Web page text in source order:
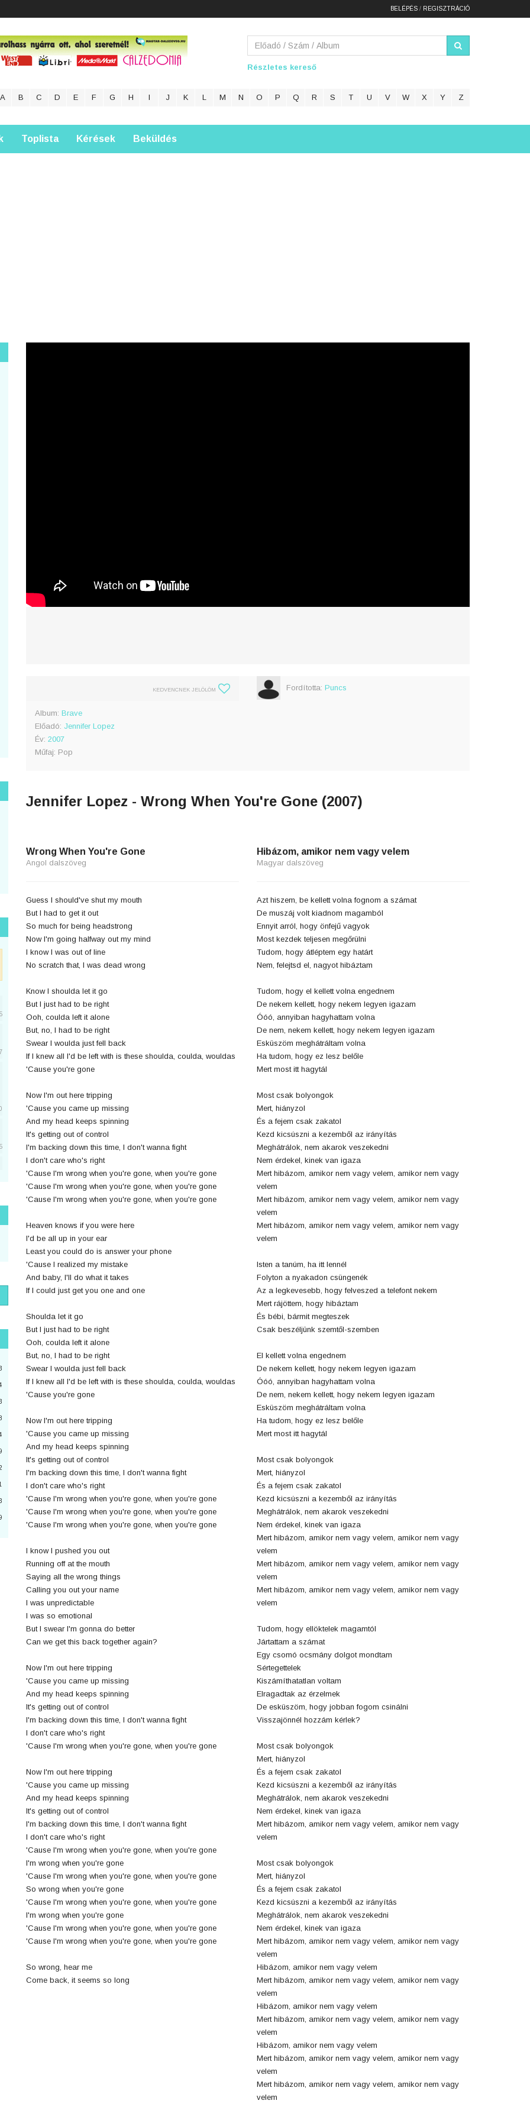
BELÉPÉS / REGISZTRÁCIÓ
Részletes kereső
A B C D E F G H I J K L M N O P Q R S T U V W X Y Z
Toplista Kérések Beküldés
KEDVENCNEK JELÖLÖM
Album: Brave
Előadó: Jennifer Lopez
Év: 2007
Műfaj: Pop
Fordította: Puncs
Jennifer Lopez - Wrong When You're Gone (2007)
Wrong When You're Gone
Angol dalszöveg
Guess I should've shut my mouth
But I had to get it out
So much for being headstrong
Now I'm going halfway out my mind
I know I was out of line
No scratch that, I was dead wrong
Know I shoulda let it go
But I just had to be right
Ooh, coulda left it alone
But, no, I had to be right
Swear I woulda just fell back
If I knew all I'd be left with is these shoulda, coulda, wouldas
'Cause you're gone
Now I'm out here tripping
'Cause you came up missing
And my head keeps spinning
It's getting out of control
I'm backing down this time, I don't wanna fight
I don't care who's right
'Cause I'm wrong when you're gone, when you're gone
'Cause I'm wrong when you're gone, when you're gone
'Cause I'm wrong when you're gone, when you're gone
Heaven knows if you were here
I'd be all up in your ear
Least you could do is answer your phone
'Cause I realized my mistake
And baby, I'll do what it takes
If I could just get you one and one
Shoulda let it go
But I just had to be right
Ooh, coulda left it alone
But, no, I had to be right
Swear I woulda just fell back
If I knew all I'd be left with is these shoulda, coulda, wouldas
'Cause you're gone
Now I'm out here tripping
'Cause you came up missing
And my head keeps spinning
It's getting out of control
I'm backing down this time, I don't wanna fight
I don't care who's right
'Cause I'm wrong when you're gone, when you're gone
'Cause I'm wrong when you're gone, when you're gone
'Cause I'm wrong when you're gone, when you're gone
I know I pushed you out
Running off at the mouth
Saying all the wrong things
Calling you out your name
I was unpredictable
I was so emotional
But I swear I'm gonna do better
Can we get this back together again?
Now I'm out here tripping
'Cause you came up missing
And my head keeps spinning
It's getting out of control
I'm backing down this time, I don't wanna fight
I don't care who's right
'Cause I'm wrong when you're gone, when you're gone
Now I'm out here tripping
'Cause you came up missing
And my head keeps spinning
It's getting out of control
I'm backing down this time, I don't wanna fight
I don't care who's right
'Cause I'm wrong when you're gone, when you're gone
I'm wrong when you're gone
'Cause I'm wrong when you're gone, when you're gone
So wrong when you're gone
'Cause I'm wrong when you're gone, when you're gone
I'm wrong when you're gone
'Cause I'm wrong when you're gone, when you're gone
'Cause I'm wrong when you're gone, when you're gone
So wrong, hear me
Come back, it seems so long
Hibázom, amikor nem vagy velem
Magyar dalszöveg
Azt hiszem, be kellett volna fognom a számat
De muszáj volt kiadnom magamból
Ennyit arról, hogy önfejű vagyok
Most kezdek teljesen megőrülni
Tudom, hogy átléptem egy határt
Nem, felejtsd el, nagyot hibáztam
Tudom, hogy el kellett volna engednem
De nekem kellett, hogy nekem legyen igazam
Óóó, annyiban hagyhattam volna
De nem, nekem kellett, hogy nekem legyen igazam
Esküszöm meghátráltam volna
Ha tudom, hogy ez lesz belőle
Mert most itt hagytál
Most csak bolyongok
Mert, hiányzol
És a fejem csak zakatol
Kezd kicsúszni a kezemből az irányítás
Meghátrálok, nem akarok veszekedni
Nem érdekel, kinek van igaza
Mert hibázom, amikor nem vagy velem, amikor nem vagy
velem
Mert hibázom, amikor nem vagy velem, amikor nem vagy
velem
Mert hibázom, amikor nem vagy velem, amikor nem vagy
velem
Isten a tanúm, ha itt lennél
Folyton a nyakadon csüngenék
Az a legkevesebb, hogy felveszed a telefont nekem
Mert rájöttem, hogy hibáztam
És bébi, bármit megteszek
Csak beszéljünk szemtől-szemben
El kellett volna engednem
De nekem kellett, hogy nekem legyen igazam
Óóó, annyiban hagyhattam volna
De nem, nekem kellett, hogy nekem legyen igazam
Esküszöm meghátráltam volna
Ha tudom, hogy ez lesz belőle
Mert most itt hagytál
Most csak bolyongok
Mert, hiányzol
És a fejem csak zakatol
Kezd kicsúszni a kezemből az irányítás
Meghátrálok, nem akarok veszekedni
Nem érdekel, kinek van igaza
Mert hibázom, amikor nem vagy velem, amikor nem vagy
velem
Mert hibázom, amikor nem vagy velem, amikor nem vagy
velem
Mert hibázom, amikor nem vagy velem, amikor nem vagy
velem
Tudom, hogy ellöktelek magamtól
Jártattam a számat
Egy csomó ocsmány dolgot mondtam
Sértegettelek
Kiszámíthatatlan voltam
Elragadtak az érzelmek
De esküszöm, hogy jobban fogom csinálni
Visszajönnél hozzám kérlek?
Most csak bolyongok
Mert, hiányzol
És a fejem csak zakatol
Kezd kicsúszni a kezemből az irányítás
Meghátrálok, nem akarok veszekedni
Nem érdekel, kinek van igaza
Mert hibázom, amikor nem vagy velem, amikor nem vagy
velem
Most csak bolyongok
Mert, hiányzol
És a fejem csak zakatol
Kezd kicsúszni a kezemből az irányítás
Meghátrálok, nem akarok veszekedni
Nem érdekel, kinek van igaza
Mert hibázom, amikor nem vagy velem, amikor nem vagy
velem
Hibázom, amikor nem vagy velem
Mert hibázom, amikor nem vagy velem, amikor nem vagy
velem
Hibázom, amikor nem vagy velem
Mert hibázom, amikor nem vagy velem, amikor nem vagy
velem
Hibázom, amikor nem vagy velem
Mert hibázom, amikor nem vagy velem, amikor nem vagy
velem
Mert hibázom, amikor nem vagy velem, amikor nem vagy
velem